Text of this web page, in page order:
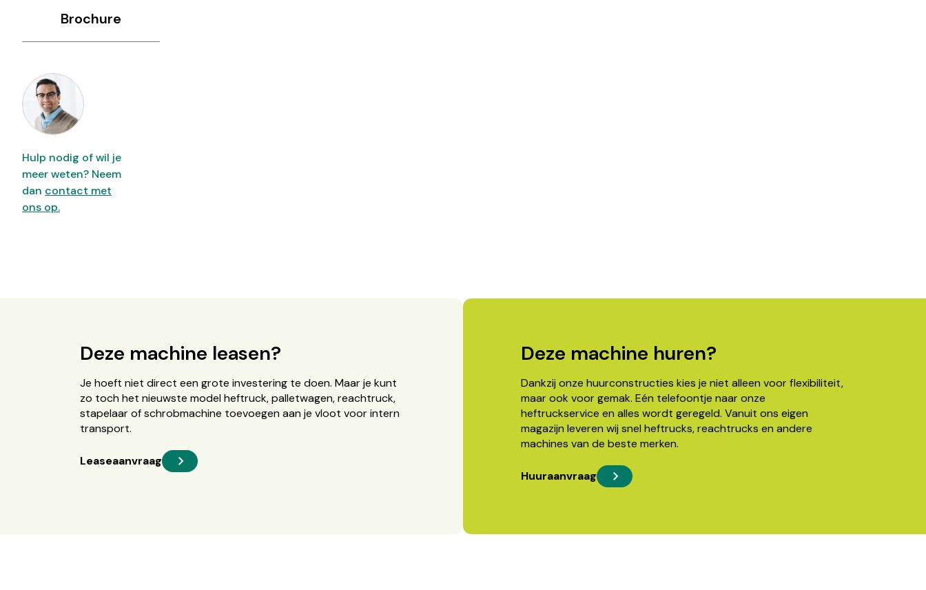
Hulp nodig of wil je
meer weten? Neem
dan contact met
ons op.
Brochure
Deze machine leasen?
Je hoeft niet direct een grote investering te doen. Maar je kunt
zo toch het nieuwste model heftruck, palletwagen, reachtruck,
stapelaar of schrobmachine toevoegen aan je vloot voor intern
transport.
Leaseaanvraag
Deze machine huren?
Dankzij onze huurconstructies kies je niet alleen voor flexibiliteit,
maar ook voor gemak. Eén telefoontje naar onze
heftruckservice en alles wordt geregeld. Vanuit ons eigen
magazijn leveren wij snel heftrucks, reachtrucks en andere
machines van de beste merken.
Huuraanvraag